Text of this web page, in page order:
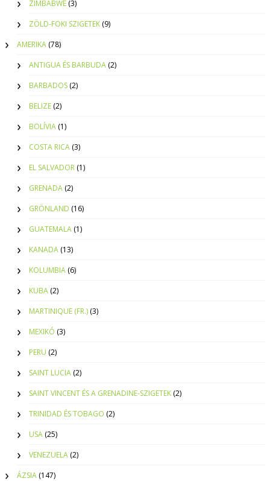
ZIMBABWE (3)
ZÖLD-FOKI SZIGETEK (9)
AMERIKA (78)
ANTIGUA ÉS BARBUDA (2)
BARBADOS (2)
BELIZE (2)
BOLÍVIA (1)
COSTA RICA (3)
EL SALVADOR (1)
GRENADA (2)
GRÖNLAND (16)
GUATEMALA (1)
KANADA (13)
KOLUMBIA (6)
KUBA (2)
MARTINIQUE (FR.) (3)
MEXIKÓ (3)
PERU (2)
SAINT LUCIA (2)
SAINT VINCENT ÉS A GRENADINE-SZIGETEK (2)
TRINIDAD ÉS TOBAGO (2)
USA (25)
VENEZUELA (2)
ÁZSIA (147)